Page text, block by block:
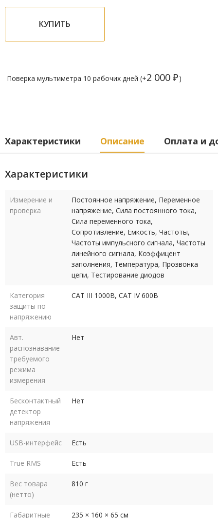
КУПИТЬ
Поверка мультиметра 10 рабочих дней (+2 000 ₽)
Характеристики Описание Оплата и
Характеристики
Измерение и
проверка
Постоянное напряжение, Переменное
напряжение, Сила постоянного тока,
Сила переменного тока,
Сопротивление, Емкость, Частоты,
Частоты импульсного сигнала, Частоты
линейного сигнала, Коэффицент
заполнения, Температура, Прозвонка
цепи, Тестирование диодов
Категория
защиты по
напряжению
САТ III 1000В, САТ IV 600В
Авт.
распознавание
требуемого
режима
измерения
Нет
Бесконтактный
детектор
напряжения
Нет
USB-интерфейс Есть
True RMS Есть
Вес товара
(нетто)
810 г
Габаритные 235 × 160 × 65 см